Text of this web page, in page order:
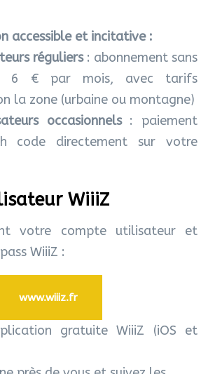
accessible et incitative :
réguliers: abonnement sans
6 € par mois, avec tarifs
la zone (urbaine ou montagne)
occasionnels: paiement
code directement sur votre
WiiiZ
votre compte utilisateur et
WiiiZ :
www.wiiiz.fr
gratuite WiiiZ (iOS et